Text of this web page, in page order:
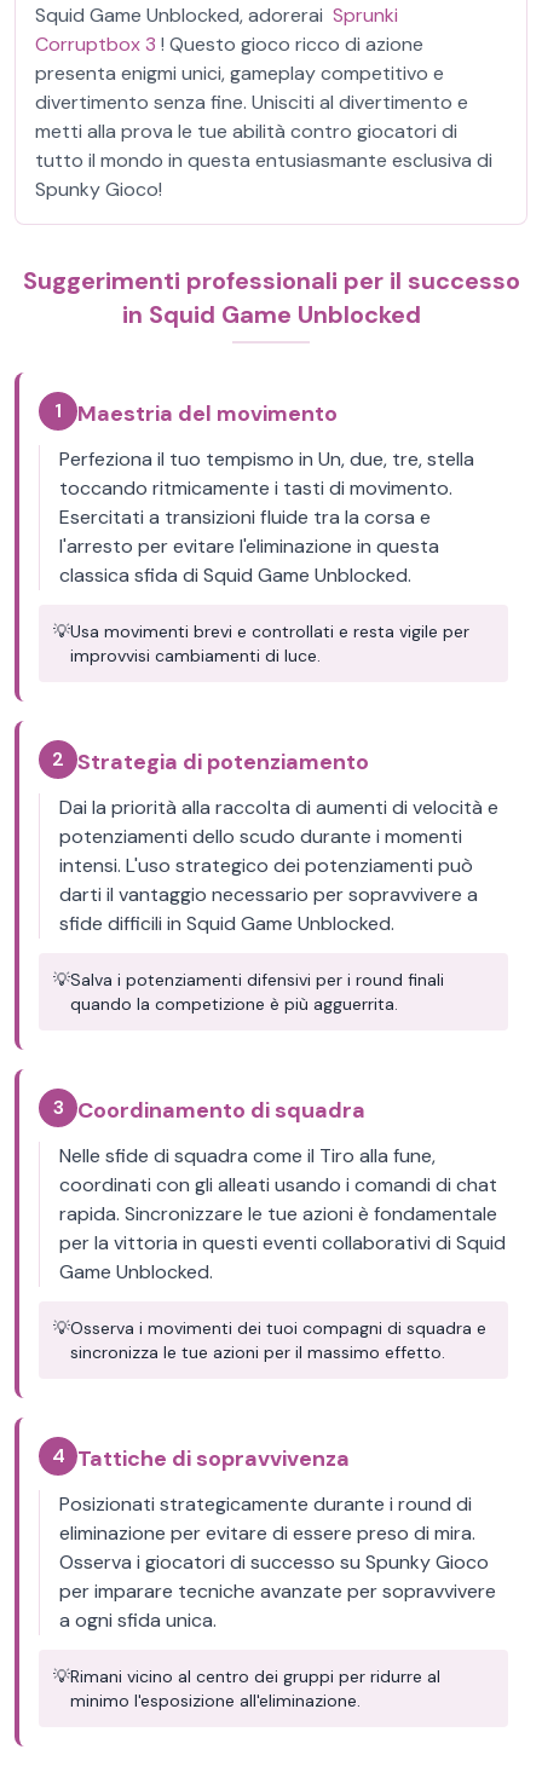
Squid Game Unblocked, adorerai Sprunki
Corruptbox 3 ! Questo gioco ricco di azione
presenta enigmi unici, gameplay competitivo e
divertimento senza fine. Unisciti al divertimento e
metti alla prova le tue abilità contro giocatori di
tutto il mondo in questa entusiasmante esclusiva di
Spunky Gioco!
Suggerimenti professionali per il successo
in Squid Game Unblocked
1 Maestria del movimento
Perfeziona il tuo tempismo in Un, due, tre, stella
toccando ritmicamente i tasti di movimento.
Esercitati a transizioni fluide tra la corsa e
l'arresto per evitare l'eliminazione in questa
classica sfida di Squid Game Unblocked.
💡Usa movimenti brevi e controllati e resta vigile per
improvvisi cambiamenti di luce.
2 Strategia di potenziamento
Dai la priorità alla raccolta di aumenti di velocità e
potenziamenti dello scudo durante i momenti
intensi. L'uso strategico dei potenziamenti può
darti il vantaggio necessario per sopravvivere a
sfide difficili in Squid Game Unblocked.
💡Salva i potenziamenti difensivi per i round finali
quando la competizione è più agguerrita.
3 Coordinamento di squadra
Nelle sfide di squadra come il Tiro alla fune,
coordinati con gli alleati usando i comandi di chat
rapida. Sincronizzare le tue azioni è fondamentale
per la vittoria in questi eventi collaborativi di Squid
Game Unblocked.
💡Osserva i movimenti dei tuoi compagni di squadra e
sincronizza le tue azioni per il massimo effetto.
4 Tattiche di sopravvivenza
Posizionati strategicamente durante i round di
eliminazione per evitare di essere preso di mira.
Osserva i giocatori di successo su Spunky Gioco
per imparare tecniche avanzate per sopravvivere
a ogni sfida unica.
💡Rimani vicino al centro dei gruppi per ridurre al
minimo l'esposizione all'eliminazione.